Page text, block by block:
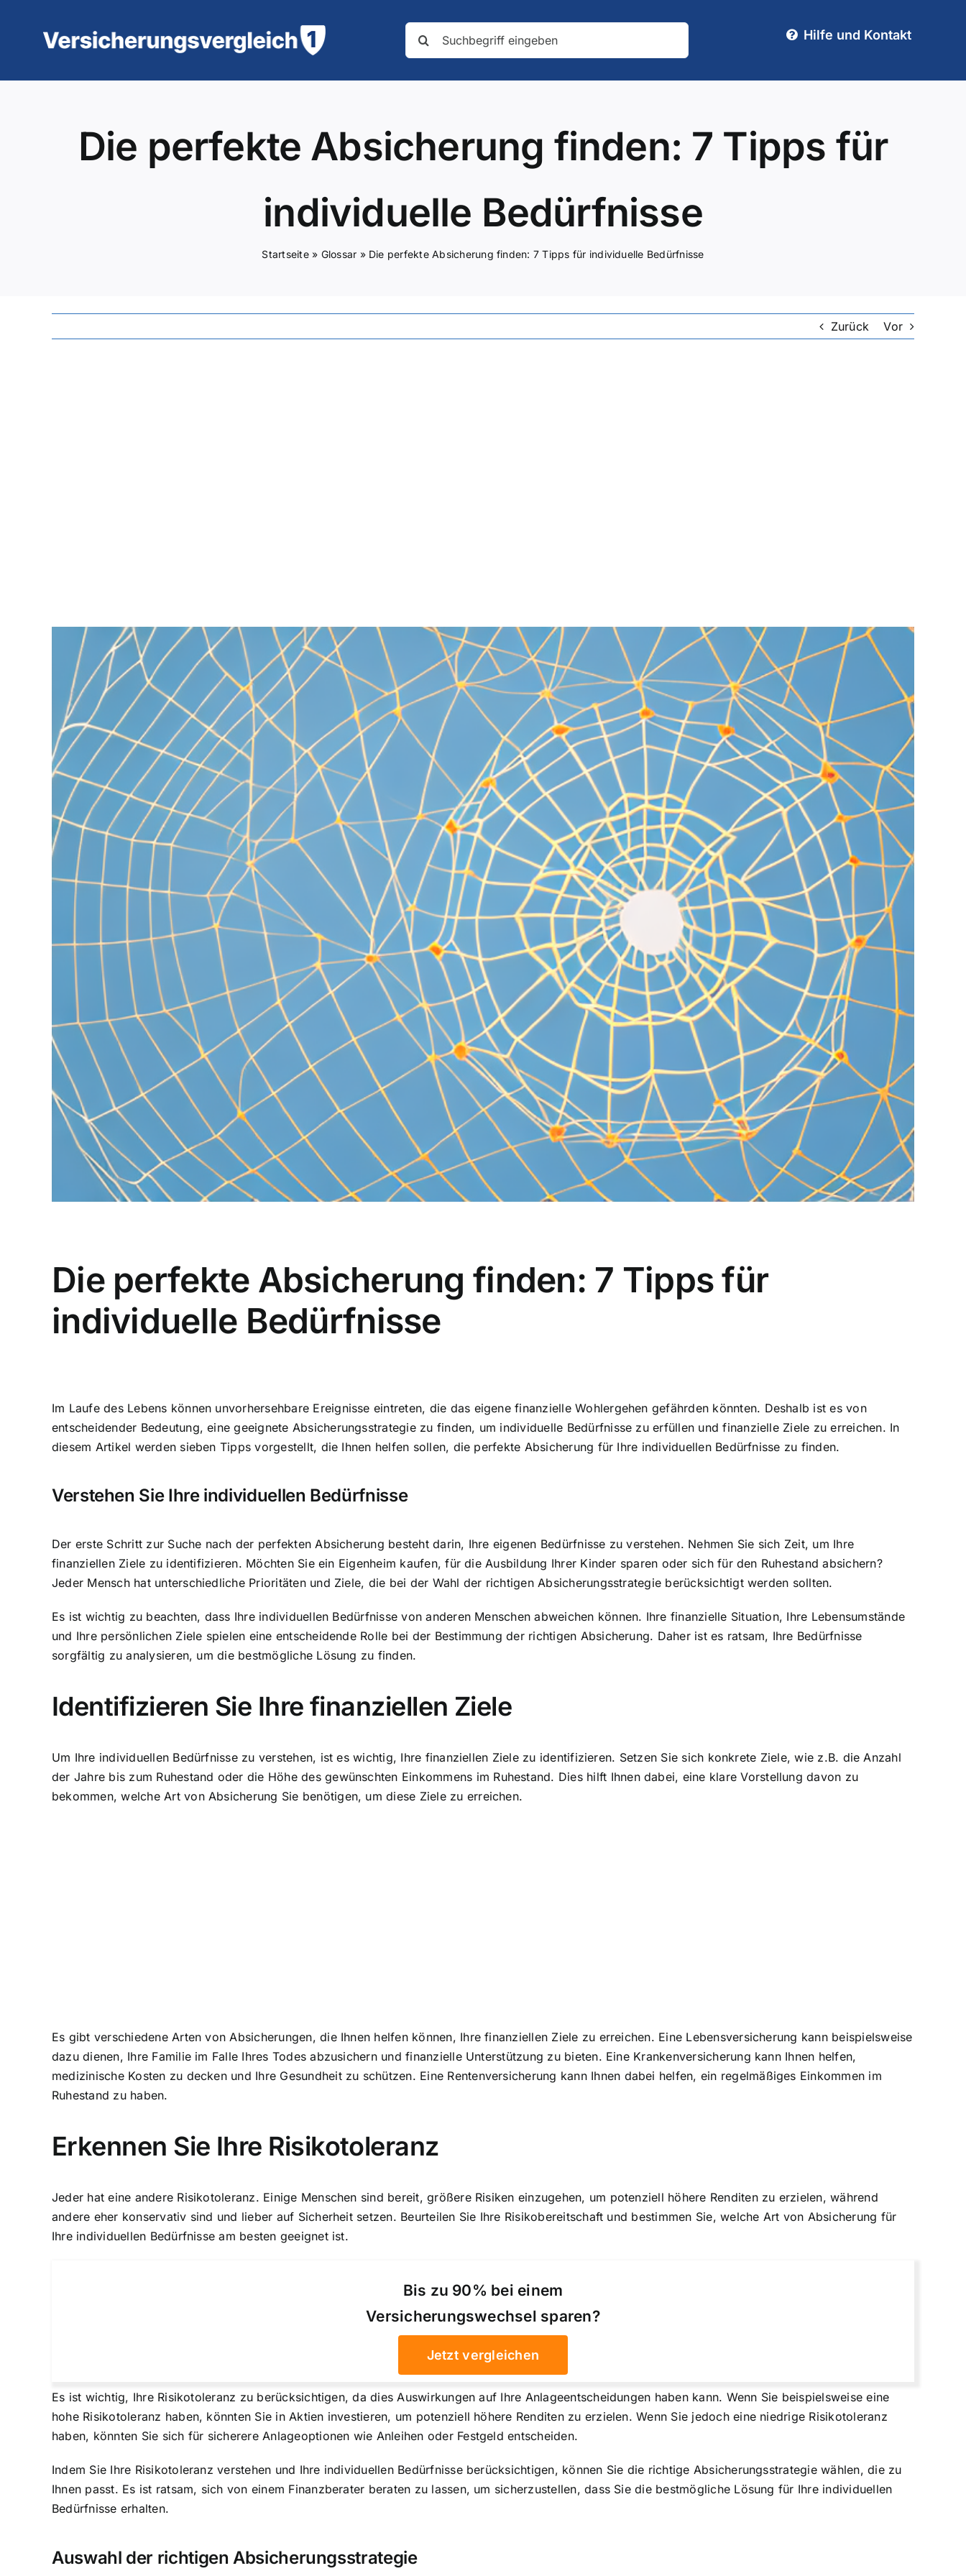
springen
nach:
Hilfe und Kontakt
Die perfekte Absicherung finden: 7 Tipps für
individuelle Bedürfnisse
Startseite» Glossar » Die perfekte Absicherung finden: 7 Tipps für individuelle Bedürfnisse
Zurück Vor
Zeige
grösseres
Die perfekte Absicherung finden: 7 Tipps für
individuelle Bedürfnisse
Im Laufe des Lebens können unvorhersehbare Ereignisse eintreten, die das eigene finanzielle Wohlergehen gefährden könnten. Deshalb ist es von
entscheidender Bedeutung,eine geeignete Absicherungsstrategie zu finden, um individuelle Bedürfnisse zu erfüllen und finanzielle Ziele zu erreichen. In
diesem Artikel werden sieben Tipps vorgestellt, die Ihnen helfen sollen, die perfekte Absicherung für Ihre individuellen Bedürfnisse zu finden.
Verstehen Sie Ihre individuellen Bedürfnisse
Der erste Schritt zur Suche nach der perfekten Absicherung besteht darin, Ihre eigenen Bedürfnisse zu verstehen. Nehmen Sie sich Zeit, um Ihre
finanziellen Ziele zu identifizieren. Möchten Sie ein Eigenheim kaufen, für die Ausbildung Ihrer Kinder sparen oder sich für den Ruhestand absichern?
Jeder Mensch hat unterschiedliche Prioritäten und Ziele, die bei der Wahl der richtigen Absicherungsstrategie berücksichtigt werden sollten.
Es ist wichtig zu beachten, dass Ihre individuellen Bedürfnisse von anderen Menschen abweichen können. Ihre finanzielle Situation, Ihre Lebensumstände
und Ihre persönlichen Ziele spielen eine entscheidende Rolle bei der Bestimmung der richtigen Absicherung. Daher ist es ratsam, Ihre Bedürfnisse
sorgfältig zu analysieren, um die bestmögliche Lösung zu finden.
Identifizieren Sie Ihre finanziellen Ziele
Um Ihre individuellen Bedürfnisse zu verstehen, ist es wichtig, Ihre finanziellen Ziele zu identifizieren. Setzen Sie sich konkrete Ziele, wie z.B. die Anzahl
der Jahre bis zum Ruhestand oder die Höhe des gewünschten Einkommens im Ruhestand. Dies hilft Ihnen dabei, eine klare Vorstellung davon zu
bekommen, welche Art von Absicherung Sie benötigen, um diese Ziele zu erreichen.
Es gibt verschiedene Arten von Absicherungen, die Ihnen helfen können, Ihre finanziellen Ziele zu erreichen. Eine Lebensversicherung kann beispielsweise
dazu dienen, Ihre Familie im Falle Ihres Todes abzusichern und finanzielle Unterstützung zu bieten. Eine Krankenversicherung kann Ihnen helfen,
medizinische Kosten zu decken und Ihre Gesundheit zu schützen. Eine Rentenversicherung kann Ihnen dabei helfen, ein regelmäßiges Einkommen im
Ruhestand zu haben.
Erkennen Sie Ihre Risikotoleranz
Jeder hat eine andere Risikotoleranz. Einige Menschen sind bereit, größere Risiken einzugehen, um potenziell höhere Renditen zu erzielen, während
andere eher konservativ sind und lieber auf Sicherheit setzen. Beurteilen Sie Ihre Risikobereitschaft und bestimmen Sie, welche Art von Absicherung für
Ihre individuellen Bedürfnisse am besten geeignet ist.
Bis zu 90% bei einem
Versicherungswechsel sparen?
Jetzt vergleichen
Es ist wichtig, Ihre Risikotoleranz zu berücksichtigen, da dies Auswirkungen auf Ihre Anlageentscheidungen haben kann. Wenn Sie beispielsweise eine
hohe Risikotoleranz haben, könnten Sie in Aktien investieren, um potenziell höhere Renditen zu erzielen. Wenn Sie jedoch eine niedrige Risikotoleranz
haben, könnten Sie sich für sicherere Anlageoptionen wie Anleihen oder Festgeld entscheiden.
Indem Sie Ihre Risikotoleranz verstehen und Ihre individuellen Bedürfnisse berücksichtigen, können Sie die richtige Absicherungsstrategie wählen, die zu
Ihnen passt. Es ist ratsam, sich von einem Finanzberater beraten zu lassen, um sicherzustellen, dass Sie die bestmögliche Lösung für Ihre individuellen
Bedürfnisse erhalten.
Auswahl der richtigen Absicherungsstrategie